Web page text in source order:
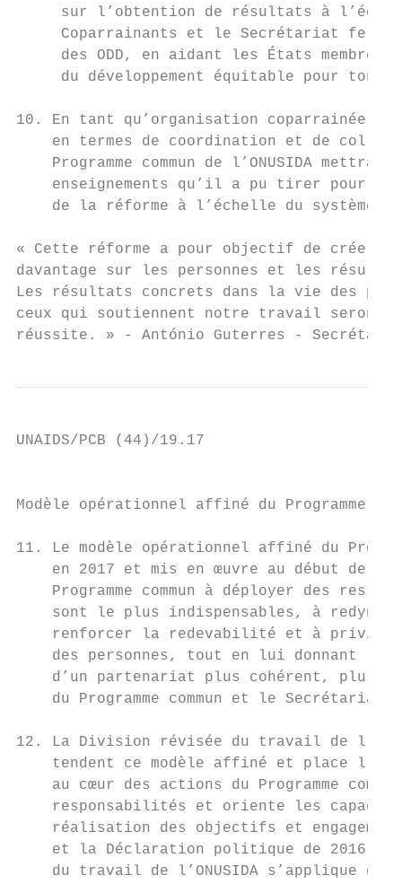
sur l’obtention de résultats à
Coparrainants et le Secrétariat
des ODD, en aidant les États membres
du développement équitable pour tous,
10. En tant qu’organisation coparrainée
en termes de coordination et de
Programme commun de l’ONUSIDA mettra à
enseignements qu’il a pu tirer pour
de la réforme à l’échelle du système
« Cette réforme a pour objectif de créer
davantage sur les personnes et les
Les résultats concrets dans la vie des
ceux qui soutiennent notre travail seront
réussite. » - António Guterres - Secrétaire
UNAIDS/PCB (44)/19.17
Modèle opérationnel affiné du Programme
11. Le modèle opérationnel affiné du
en 2017 et mis en œuvre au début de
Programme commun à déployer des
sont le plus indispensables, à
renforcer la redevabilité et à
des personnes, tout en lui donnant
d’un partenariat plus cohérent, plus
du Programme commun et le Secrétariat
12. La Division révisée du travail de
tendent ce modèle affiné et place
au cœur des actions du Programme
responsabilités et oriente les
réalisation des objectifs et
et la Déclaration politique de 2016.
du travail de l’ONUSIDA s’applique